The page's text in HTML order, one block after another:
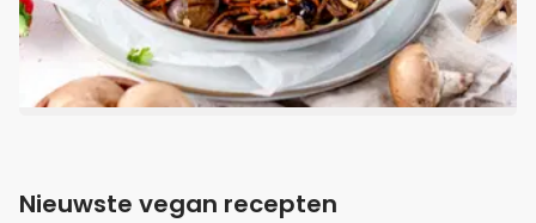
Nieuwste vegan recepten